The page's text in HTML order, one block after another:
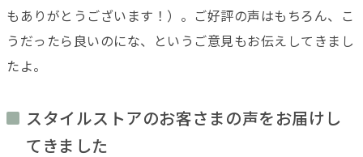
もありがとうございます！）。ご好評の声はもちろん、こ
うだったら良いのにな、というご意見もお伝えしてきまし
たよ。
スタイルストアのお客さまの声をお届けし
てきました